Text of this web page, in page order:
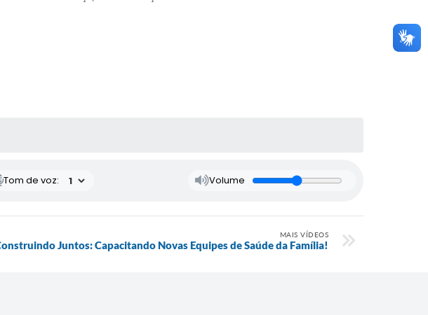
Tom de voz: Volume
MAIS VÍDEOS
Juntos: Capacitando Novas Equipes de Saúde da Família!